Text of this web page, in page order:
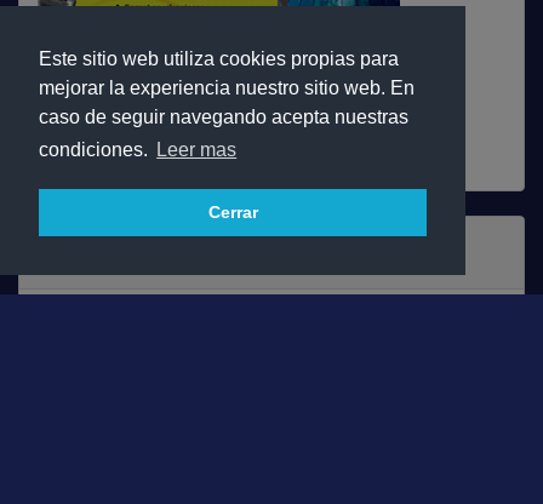
Este sitio web utiliza cookies propias para
mejorar la experiencia nuestro sitio web. En
caso de seguir navegando acepta nuestras
condiciones.
Leer mas
Cerrar
Ver Todos